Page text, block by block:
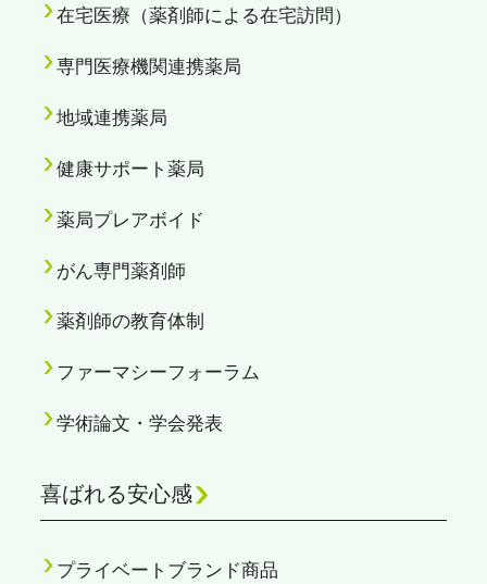
在宅医療（薬剤師による在宅訪問）
専門医療機関連携薬局
地域連携薬局
健康サポート薬局
薬局プレアボイド
がん専門薬剤師
薬剤師の教育体制
ファーマシーフォーラム
学術論文・学会発表
喜ばれる安心感
プライベートブランド商品